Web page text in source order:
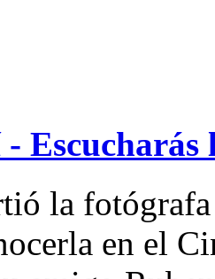
Escucharás
la
en el